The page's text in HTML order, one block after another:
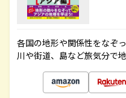
各国の地形や関係性をなぞ
川や街道、島など旅気分で